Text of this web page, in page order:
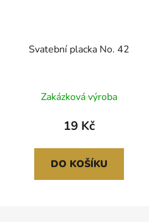
Svatební placka No. 42
Zakázková výroba
19 Kč
DO KOŠÍKU